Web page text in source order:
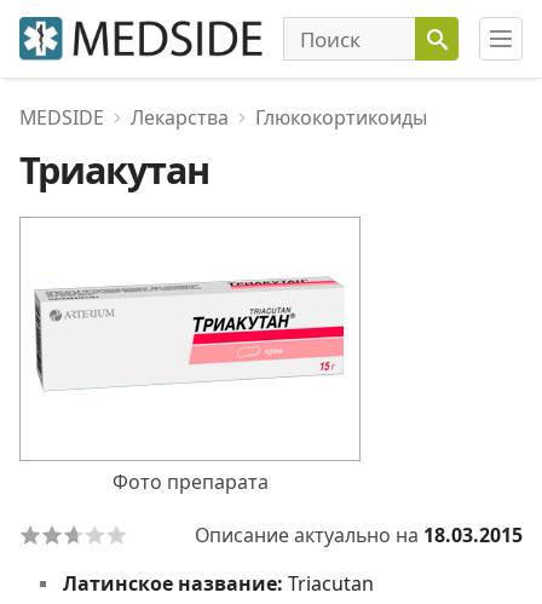
MEDSIDE Лекарства Глюкокортикоиды
Триакутан
Фото препарата
Описание актуально на 18.03.2015
Латинское название: Triacutan